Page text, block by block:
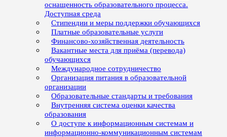
оснащенность образовательного процесса.
Доступная среда
Стипендии и меры поддержки обучающихся
Платные образовательные услуги
Финансово-хозяйственная деятельность
Вакантные места для приёма (перевода)
обучающихся
Международное сотрудничество
Организация питания в образовательной
организации
Образовательные стандарты и требования
Внутренняя система оценки качества
образования
О доступе к информационным системам и
информационно-коммуникационным системам